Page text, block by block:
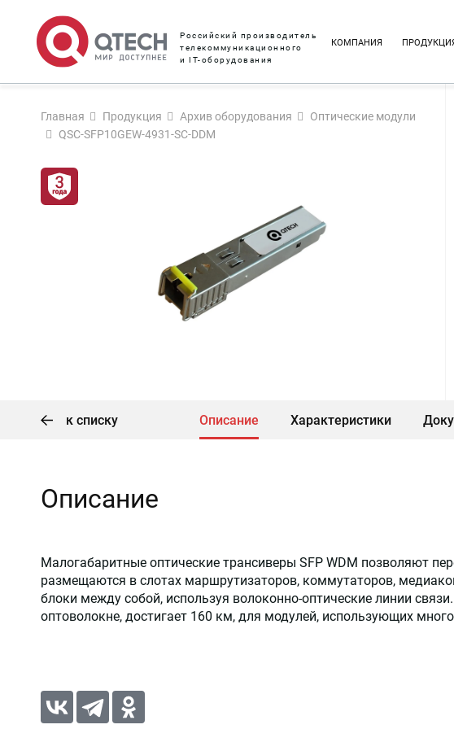
Российский производитель
телекоммуникационного
и IT-оборудования
КОМПАНИЯ
Главная Продукция Архив оборудования
Оптические модули
QSC-SFP10GEW-4931-SC-DDM
к списку Описание Характеристики
Описание
Малогабаритные оптические трансиверы SFP WDM позволяют
размещаются в слотах маршрутизаторов, коммутаторов,
блоки между собой, используя волоконно-оптические линии
оптоволокне, достигает 160 км, для модулей, использующих